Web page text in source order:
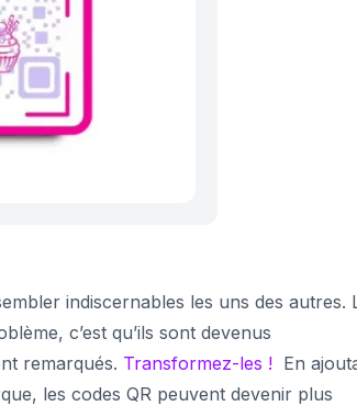
indiscernables les uns des autres.
c’est qu’ils sont devenus
remarqués. Transformez-les ! En
les codes QR peuvent devenir plus